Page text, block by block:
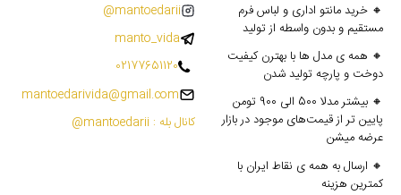
🔸 خرید مانتو اداری و لباس فرم
مستقیم و بدون واسطه از تولید
🔸 همه ی مدل ها با بهترن کیفیت
دوخت و پارچه تولید شدن
🔸 بیشتر مدلا 500 الی 900 تومن
پایین تر از قیمت‌های موجود در بازار
عرضه میشن
🔸 ارسال به همه ی نقاط ایران با
کمترین هزینه
mantoedarii@
manto_vida
02177651120
mantoedarivida@gmail.com
کانال بله : mantoedarii@